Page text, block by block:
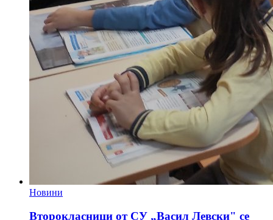
Новини
Второкласници от СУ „Васил Левски" се